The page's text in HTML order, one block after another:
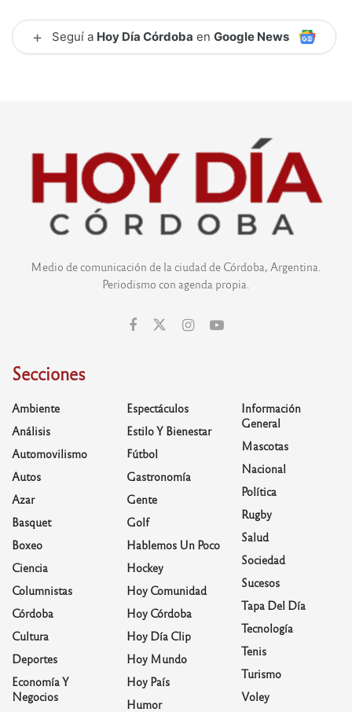
+ Seguí a Hoy Día Córdoba en Google News
Medio de comunicación de la ciudad de Córdoba, Argentina.
Periodismo con agenda propia.
Secciones
Ambiente
Análisis
Automovilismo
Autos
Azar
Basquet
Boxeo
Ciencia
Columnistas
Córdoba
Cultura
Deportes
Economía Y
Negocios
Espectáculos
Estilo Y Bienestar
Fútbol
Gastronomía
Gente
Golf
Hablemos Un Poco
Hockey
Hoy Comunidad
Hoy Córdoba
Hoy Día Clip
Hoy Mundo
Hoy País
Humor
Información
General
Mascotas
Nacional
Política
Rugby
Salud
Sociedad
Sucesos
Tapa Del Día
Tecnología
Tenis
Turismo
Voley